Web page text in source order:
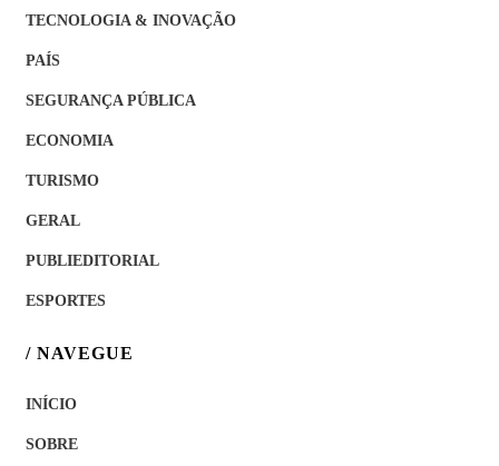
TECNOLOGIA & INOVAÇÃO
PAÍS
SEGURANÇA PÚBLICA
ECONOMIA
TURISMO
GERAL
PUBLIEDITORIAL
ESPORTES
/ NAVEGUE
INÍCIO
SOBRE